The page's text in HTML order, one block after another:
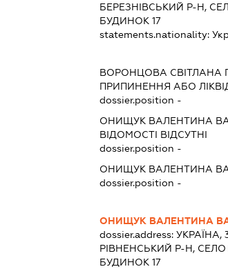
БЕРЕЗНІВСЬКИЙ Р-Н,
БУДИНОК 17
statements.nationality:
ВОРОНЦОВА СВІТЛАНА
ПРИПИНЕННЯ АБО
dossier.position -
ОНИЩУК ВАЛЕНТИНА
ВІДОМОСТІ ВІДСУТНІ
dossier.position -
ОНИЩУК ВАЛЕНТИНА
dossier.position -
ОНИЩУК ВАЛЕНТИНА
dossier.address: УКРАЇНА,
РІВНЕНСЬКИЙ Р-Н,
БУДИНОК 17